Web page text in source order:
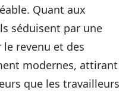
Quant aux
séduisent par une
revenu et des
modernes, attirant
que les travailleurs